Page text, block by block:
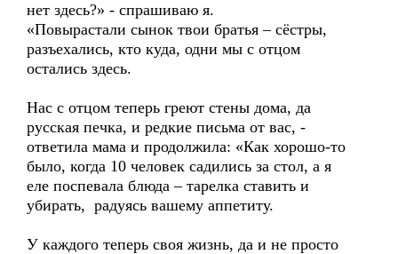
нет здесь?» - спрашиваю я.
«Повырастали сынок твои братья – сёстры,
разъехались, кто куда, одни мы с отцом
остались здесь.
Нас с отцом теперь греют стены дома, да
русская печка, и редкие письма от вас, -
ответила мама и продолжила: «Как хорошо-то
было, когда 10 человек садились за стол, а я
еле поспевала блюда – тарелка ставить и
убирать, радуясь вашему аппетиту.
У каждого теперь своя жизнь, да и не просто